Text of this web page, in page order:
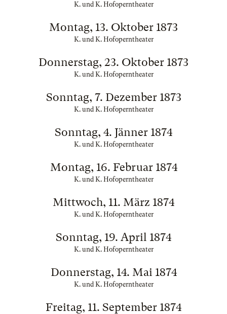
K. und K. Hofoperntheater
Montag, 13. Oktober 1873
K. und K. Hofoperntheater
Donnerstag, 23. Oktober 1873
K. und K. Hofoperntheater
Sonntag, 7. Dezember 1873
K. und K. Hofoperntheater
Sonntag, 4. Jänner 1874
K. und K. Hofoperntheater
Montag, 16. Februar 1874
K. und K. Hofoperntheater
Mittwoch, 11. März 1874
K. und K. Hofoperntheater
Sonntag, 19. April 1874
K. und K. Hofoperntheater
Donnerstag, 14. Mai 1874
K. und K. Hofoperntheater
Freitag, 11. September 1874